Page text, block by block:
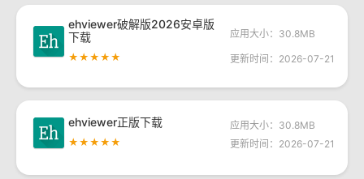
ehviewer破解版2026安卓版
下载
★★★★★
应用大小：30.8MB
更新时间：2026-07-21
ehviewer正版下载
★★★★★
应用大小：30.8MB
更新时间：2026-07-21